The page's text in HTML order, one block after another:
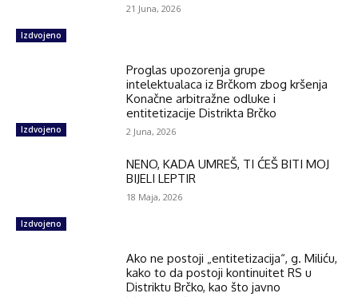
Izdvojeno
21 Juna, 2026
Izdvojeno
Proglas upozorenja grupe
intelektualaca iz Brčkom zbog kršenja
Konačne arbitražne odluke i
entitetizacije Distrikta Brčko
2 Juna, 2026
Izdvojeno
NENO, KADA UMREŠ, TI ĆEŠ BITI MOJ
BIJELI LEPTIR
18 Maja, 2026
Ako ne postoji „entitetizacija“, g. Miliću,
kako to da postoji kontinuitet RS u
Distriktu Brčko, kao što javno